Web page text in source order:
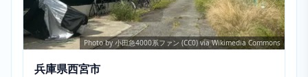
Photo by 小田急4000系ファン (CC0) via Wikimedia Commons
兵庫県西宮市